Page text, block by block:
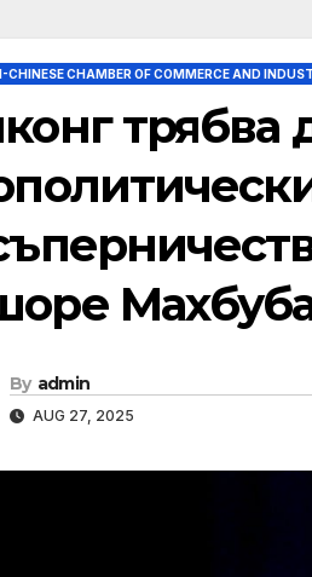
CHINESE CHAMBER OF COMMERCE AND
трябва
By admin
AUG 27, 2025